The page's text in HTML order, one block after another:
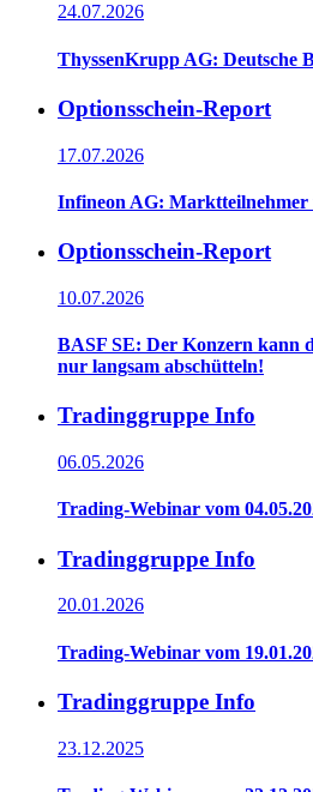
24.07.2026
ThyssenKrupp AG: Deutsche
Optionsschein-Report
17.07.2026
Infineon AG: Marktteilnehmer
Optionsschein-Report
10.07.2026
BASF SE: Der Konzern kann
nur langsam abschütteln!
Tradinggruppe Info
06.05.2026
Trading-Webinar vom
Tradinggruppe Info
20.01.2026
Trading-Webinar vom
Tradinggruppe Info
23.12.2025